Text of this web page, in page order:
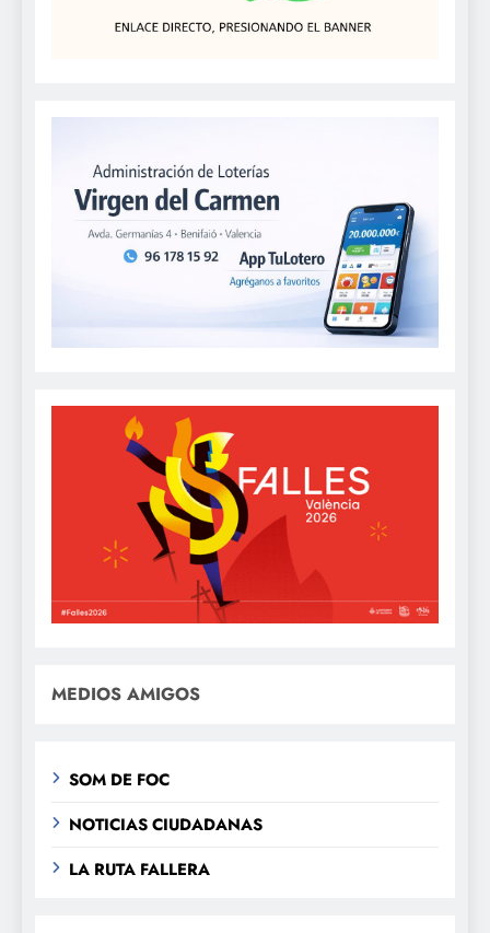
MEDIOS AMIGOS
SOM DE FOC
NOTICIAS CIUDADANAS
LA RUTA FALLERA